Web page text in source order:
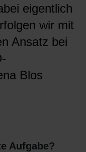
eigentlich
wir mit
Ansatz bei
Blos
Aufgabe?